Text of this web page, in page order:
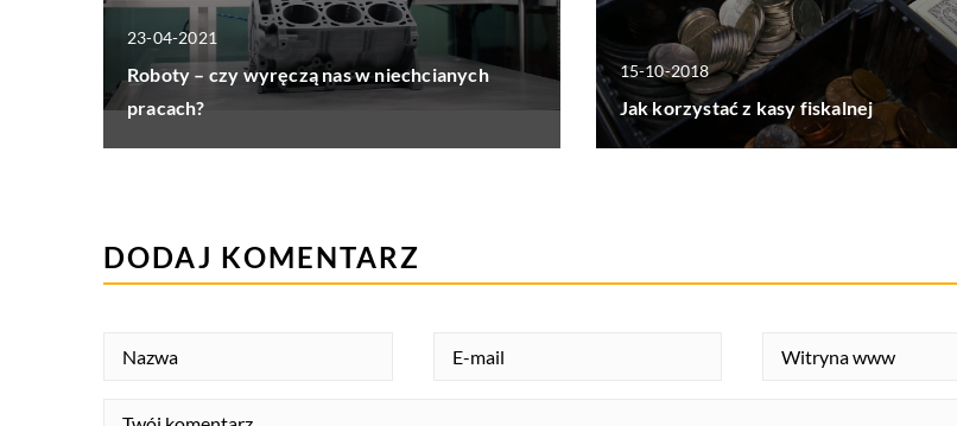
23-04-2021
Roboty – czy wyręczą nas w niechcianych
pracach?
15-10-2018
Jak korzystać z kasy fiskalnej
DODAJ KOMENTARZ